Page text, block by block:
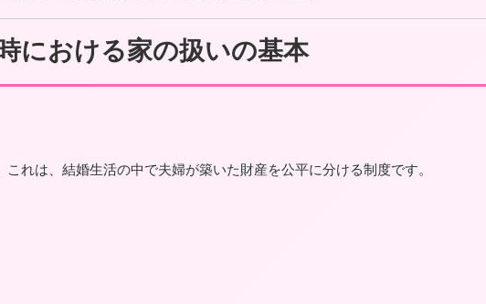
における家の扱いの基本
れは、結婚生活の中で夫婦が築いた財産を公平に分ける制度です。